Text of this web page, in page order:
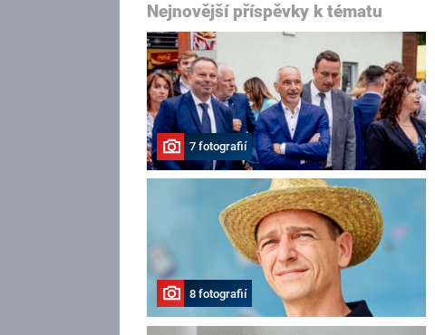
Nejnovější příspěvky k tématu
7 fotografií
8 fotografií